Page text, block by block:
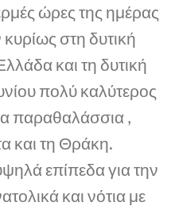
ώρες της ημέρας
στη δυτική
και τη δυτική
πολύ καλύτερος
παραθαλάσσια ,
και τη Θράκη.
επίπεδα για την
και νότια με